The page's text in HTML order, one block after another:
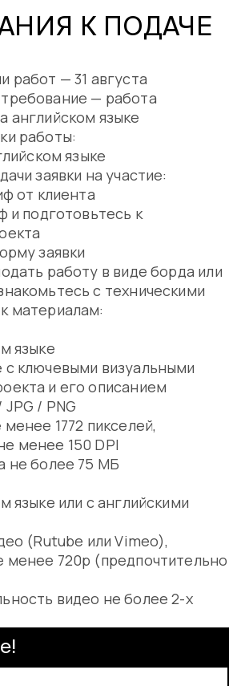
К ПОДАЧЕ
работ — 31 августа
— работа
английском языке
работы:
языке
заявки на участие:
от клиента
и подготовьтесь к
заявки
работу в виде борда или
с техническими
материалам:
языке
с ключевыми визуальными
и его описанием
/ PNG
1772 пикселей,
менее 150 DPI
не более 75 МБ
языке или с английскими
(Rutube или Vimeo),
менее 720p (предпочтительно
видео не более 2-х